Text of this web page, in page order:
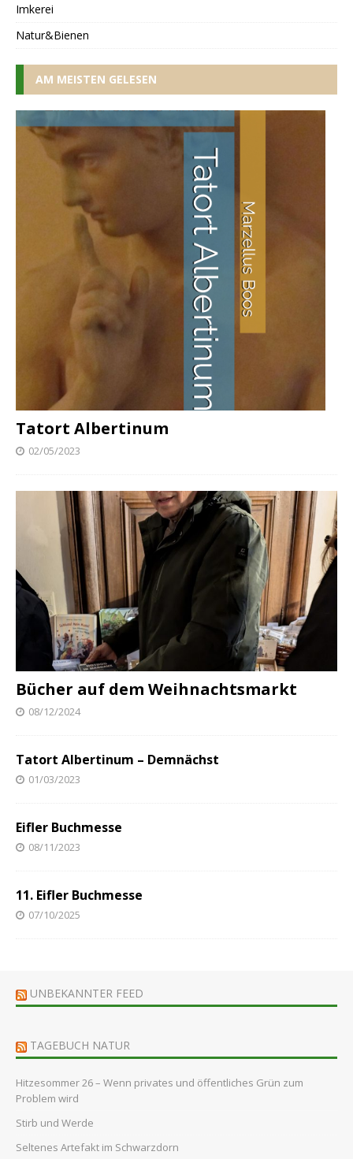
Imkerei
Natur&Bienen
AM MEISTEN GELESEN
Tatort Albertinum
02/05/2023
Bücher auf dem Weihnachtsmarkt
08/12/2024
Tatort Albertinum – Demnächst
01/03/2023
Eifler Buchmesse
08/11/2023
11. Eifler Buchmesse
07/10/2025
UNBEKANNTER FEED
TAGEBUCH NATUR
Hitzesommer 26 – Wenn privates und öffentliches Grün zum
Problem wird
Stirb und Werde
Seltenes Artefakt im Schwarzdorn